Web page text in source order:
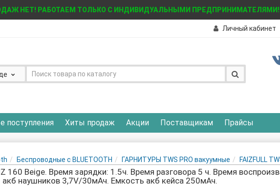
НЕТ! РАБОТАЕМ ТОЛЬКО С ИНДИВИДУАЛЬНЫМИ ПРЕДПРИНИМАТЕЛЯМИ!
Личный кабинет
поступления Хиты продаж Акции Поставщикам Прайсы
Беспроводные с BLUETOOTH ГАРНИТУРЫ TWS PRO вакуумные FAIZFULL
160 Beige. Время зарядки: 1.5ч. Время разговора 5 ч. Время
акб наушников 3,7V/30мАч. Емкость акб кейса 250мАч.